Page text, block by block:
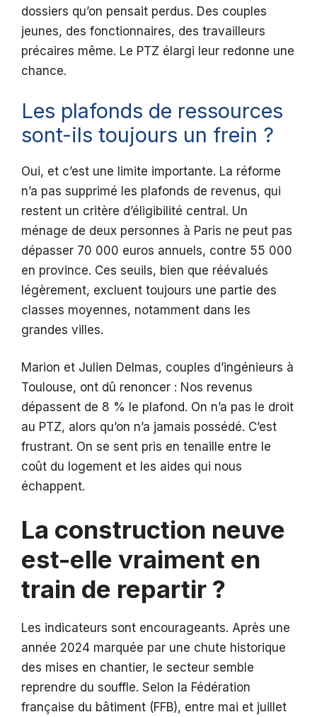
dossiers qu’on pensait perdus. Des couples
jeunes, des fonctionnaires, des travailleurs
précaires même. Le PTZ élargi leur redonne une
chance.
Les plafonds de ressources
sont-ils toujours un frein ?
Oui, et c’est une limite importante. La réforme
n’a pas supprimé les plafonds de revenus, qui
restent un critère d’éligibilité central. Un
ménage de deux personnes à Paris ne peut pas
dépasser 70 000 euros annuels, contre 55 000
en province. Ces seuils, bien que réévalués
légèrement, excluent toujours une partie des
classes moyennes, notamment dans les
grandes villes.
Marion et Julien Delmas, couples d’ingénieurs à
Toulouse, ont dû renoncer : Nos revenus
dépassent de 8 % le plafond. On n’a pas le droit
au PTZ, alors qu’on n’a jamais possédé. C’est
frustrant. On se sent pris en tenaille entre le
coût du logement et les aides qui nous
échappent.
La construction neuve
est-elle vraiment en
train de repartir ?
Les indicateurs sont encourageants. Après une
année 2024 marquée par une chute historique
des mises en chantier, le secteur semble
reprendre du souffle. Selon la Fédération
française du bâtiment (FFB), entre mai et juillet